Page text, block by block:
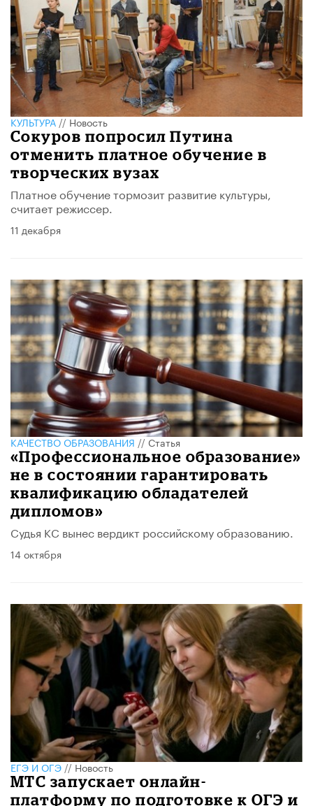
КУЛЬТУРА//Новость
Сокуров попросил Путина
отменить платное обучение в
творческих вузах
Платное обучение тормозит развитие культуры,
считает режиссер.
11 декабря
КАЧЕСТВО ОБРАЗОВАНИЯ //Статья
«Профессиональное образование»
не в состоянии гарантировать
квалификацию обладателей
дипломов»
Судья КC вынес вердикт российскому образованию.
14 октября
ЕГЭ И ОГЭ//Новость
МТС запускает онлайн-
платформу по подготовке к ОГЭ и